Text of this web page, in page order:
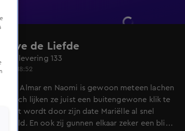
Leve de Liefde
7, aflevering 133
18:52
van Almar en Naomi is gewoon meteen lachen
Toch lijken ze juist een buitengewone klik te
Bart wordt door zijn date Mariëlle al snel
En ook zij gunnen elkaar zeker een blik